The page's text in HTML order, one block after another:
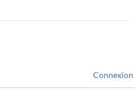
Connexion